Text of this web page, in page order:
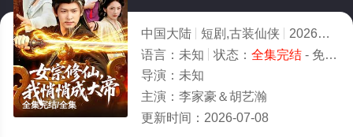
全集完结/全集
中国大陆 短剧,古装仙侠 2026
6.0
语言： 未知 状态： 全集完结- 免费在线观看
导演： 未知
主演： 李家豪＆胡艺瀚
更新时间： 2026-07-08